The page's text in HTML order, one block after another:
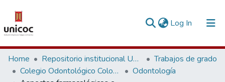
Log In (current)
Communities & Collections
Research Outputs
Home Repositorio institucional Unicoc, RI-unicoc
Trabajos de grado
Colegio Odontológico Colombiano
Odontología